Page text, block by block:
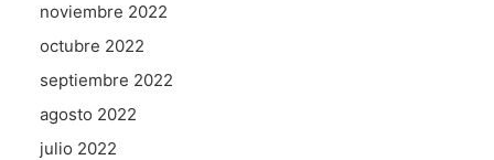
noviembre 2022
octubre 2022
septiembre 2022
agosto 2022
julio 2022